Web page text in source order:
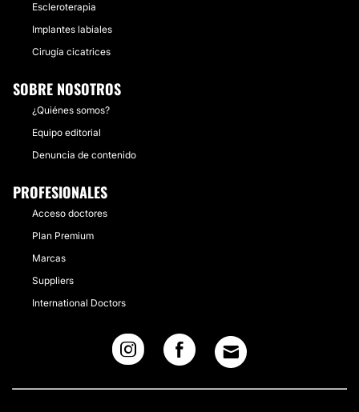
Escleroterapia
Implantes labiales
Cirugía cicatrices
SOBRE NOSOTROS
¿Quiénes somos?
Equipo editorial
Denuncia de contenido
PROFESIONALES
Acceso doctores
Plan Premium
Marcas
Suppliers
International Doctors